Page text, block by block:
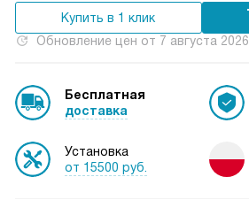
Купить в 1 клик
Обновление цен от 7 августа 2026
Бесплатная
доставка
Установка
от 15500 руб.